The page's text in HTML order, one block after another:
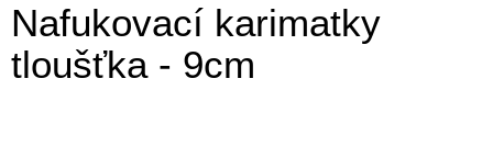
Nafukovací karimatky
tloušťka - 9cm